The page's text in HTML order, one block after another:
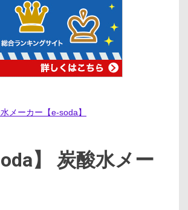
メーカー【e-soda】
】 炭酸水メー